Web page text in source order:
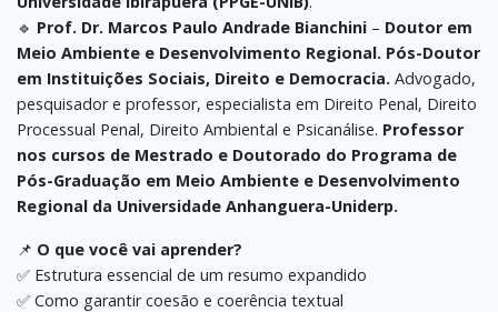
🔹 Prof. Dr. Marcos Paulo Andrade Bianchini – Doutor em
Meio Ambiente e Desenvolvimento Regional. Pós-Doutor
em Instituições Sociais, Direito e Democracia. Advogado,
pesquisador e professor, especialista em Direito Penal, Direito
Processual Penal, Direito Ambiental e Psicanálise. Professor
nos cursos de Mestrado e Doutorado do Programa de
Pós-Graduação em Meio Ambiente e Desenvolvimento
Regional da Universidade Anhanguera-Uniderp.
📌 O que você vai aprender?
✅ Estrutura essencial de um resumo expandido
✅ Como garantir coesão e coerência textual